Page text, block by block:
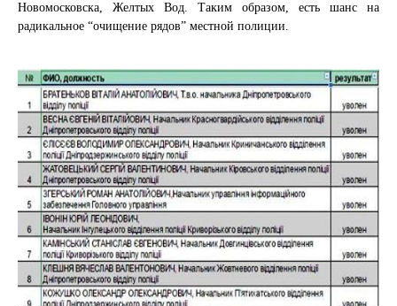
Новомосковска, Желтых Вод. Таким образом, есть шанс на
радикальное “очищение рядов” местной полиции.